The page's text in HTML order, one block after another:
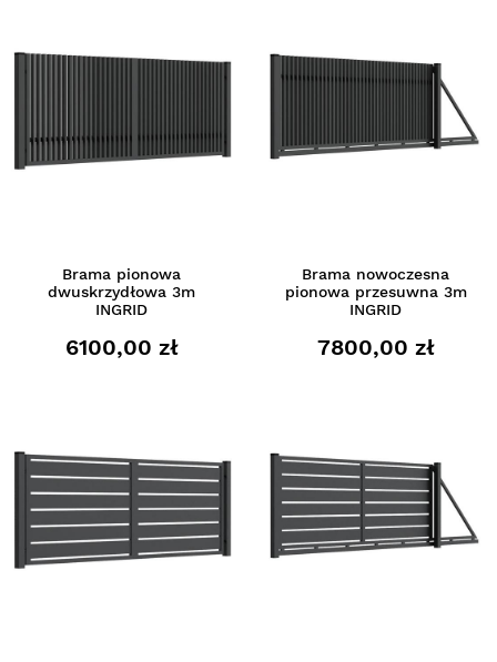
Brama pionowa
dwuskrzydłowa 3m
INGRID
6100,00 zł
Brama nowoczesna
pionowa przesuwna 3m
INGRID
7800,00 zł